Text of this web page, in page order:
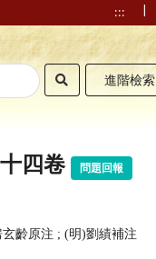
::: |
進階檢索
四卷 問題回報
齡原注 ; (明)劉績補注